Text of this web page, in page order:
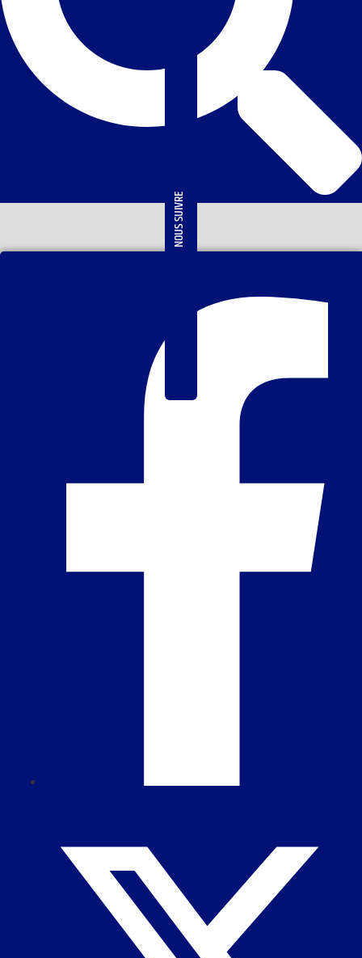
NOUS SUIVRE